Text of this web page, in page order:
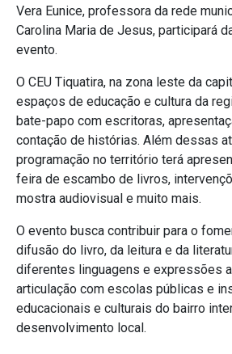
Vera Eunice, professora da rede
Carolina Maria de Jesus, participará
evento.
O CEU Tiquatira, na zona leste da
espaços de educação e cultura da
bate-papo com escritoras,
contação de histórias. Além dessas
programação no território terá
feira de escambo de livros,
mostra audiovisual e muito mais.
O evento busca contribuir para o
difusão do livro, da leitura e da
diferentes linguagens e expressões
articulação com escolas públicas e
educacionais e culturais do bairro
desenvolvimento local.